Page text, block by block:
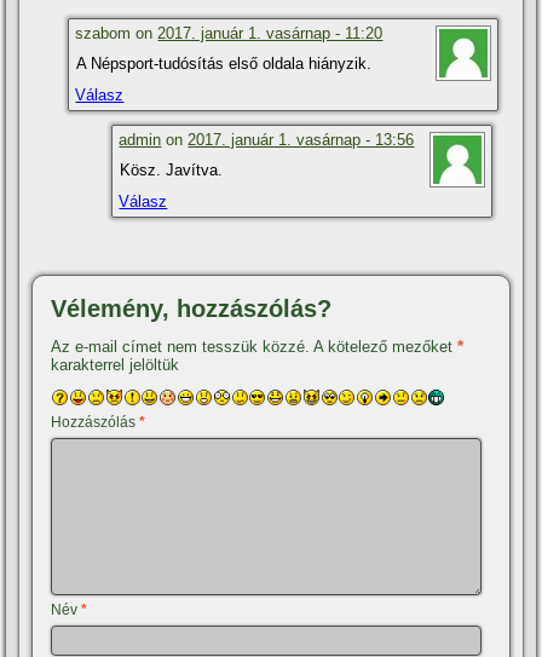
szabom on 2017. január 1. vasárnap - 11:20
A Népsport-tudósí­tás első oldala hiányzik.
Válasz
admin on2017. január 1. vasárnap - 13:56
Kösz. Javí­tva.
Válasz
Vélemény, hozzászólás?
Az e-mail címet nem tesszük közzé. A kötelező mezőket*
karakterrel jelöltük
Hozzászólás*
Név*